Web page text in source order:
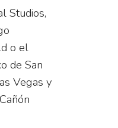
Studios,
o el
de San
Vegas y